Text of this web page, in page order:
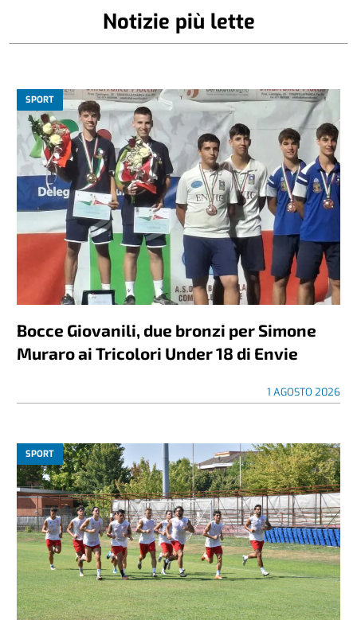
Notizie più lette
SPORT
Bocce Giovanili, due bronzi per Simone
Muraro ai Tricolori Under 18 di Envie
1 AGOSTO 2026
SPORT